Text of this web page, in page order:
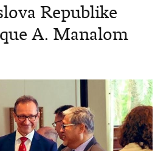
Republike
A. Manalom